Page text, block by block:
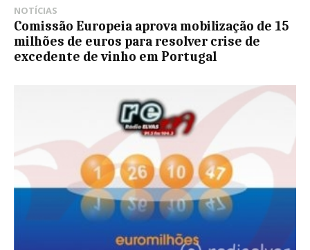
NOTÍCIAS
Comissão Europeia aprova mobilização de 15
milhões de euros para resolver crise de
excedente de vinho em Portugal